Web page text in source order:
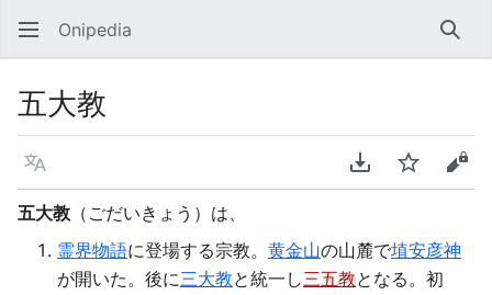
Onipedia 検索
五大教
言語 PDFをダウンロ
ウォッチソ
五大教 （ごだいきょう）は、
霊界物語に登場する宗教。 黄金山の山麓で埴安彦神
が開いた。後に三大教と統一し三五教となる。初